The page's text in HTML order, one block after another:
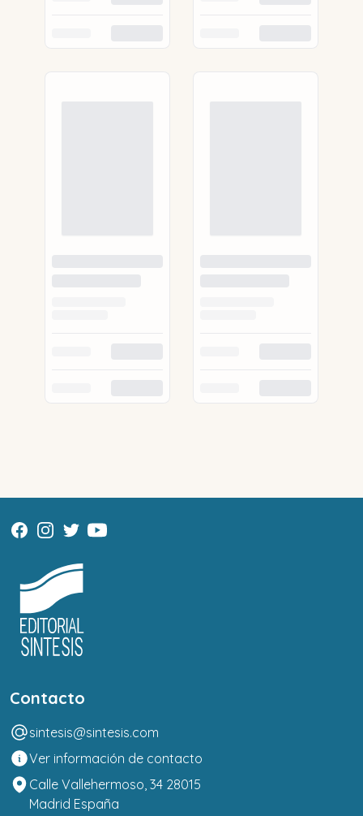
Contacto
sintesis@sintesis.com
Ver información de contacto
Calle Vallehermoso, 34 28015
Madrid España